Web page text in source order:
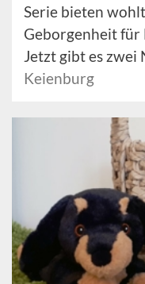
Serie bieten
Geborgenheit für
Jetzt gibt es zwei
Keienburg